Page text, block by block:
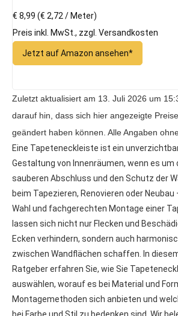
€ 8,99 (€ 2,72 / Meter)
Preis inkl. MwSt., zzgl. Versandkosten
Jetzt auf Amazon ansehen*
Zuletzt aktualisiert am 13. Juli 2026 um
darauf hin, dass sich hier angezeigte
geändert haben können. Alle Angaben
Eine Tapeteneckleiste ist ein
Gestaltung von Innenräumen, wenn es um
sauberen Abschluss und den Schutz der
beim Tapezieren, Renovieren oder
Wahl und fachgerechten Montage einer
lassen sich nicht nur Flecken und
Ecken verhindern, sondern auch
zwischen Wandflächen schaffen. In
Ratgeber erfahren Sie, wie Sie
auswählen, worauf es bei Material und
Montagemethoden sich anbieten und
bei Farbe und Stil zu bedenken sind. Wir